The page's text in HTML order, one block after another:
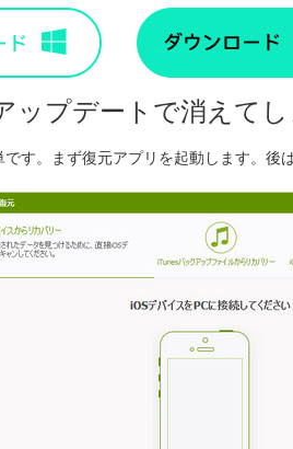
ップデートで消えて
す。まず復元アプリを起動します。後